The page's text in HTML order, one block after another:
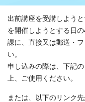
出前講座を受講しよう
を開催しようとする日
課に、直接又は郵送・
い。
申し込みの際は、下記
上、ご使用ください。
または、以下のリンク